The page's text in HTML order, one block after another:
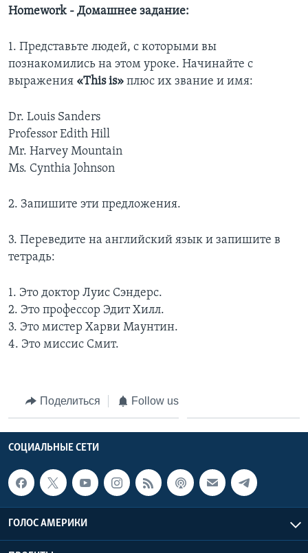
Homework - Домашнее задание:
1. Представьте людей, с которыми вы
познакомились на этом уроке. Начинайте с
выражения «This is» плюс их звание и имя:
Dr. Louis Sanders
Professor Edith Hill
Mr. Harvey Mountain
Ms. Cynthia Johnson
2. Запишите эти предложения.
3. Переведите на английский язык и запишите в
тетрадь:
1. Это доктор Луис Сэндерс.
2. Это профессор Эдит Хилл.
3. Это мистер Харви Маунтин.
4. Это миссис Смит.
Поделиться Follow us
СОЦИАЛЬНЫЕ СЕТИ
ГОЛОС АМЕРИКИ